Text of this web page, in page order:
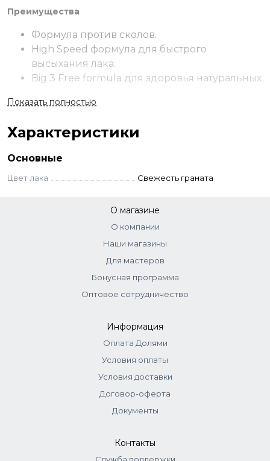
Преимущества
Формула против сколов.
High Speed формула для быстрого
высыхания лака.
Big 3 Free formula для здоровья натуральных
Идеальный баланс между насыщенностью
нанесением и быстрой просыхаемостью.
Применение
Великолепная консистенция обеспечивает комфортное
Удобная закругленная кисть дает возможность с
Показать полностью
Характеристики
Основные
Цвет лака Свежесть граната
О магазине
О компании
Наши магазины
Для мастеров
Бонусная программа
Оптовое сотрудничество
Информация
Оплата Долями
Условия оплаты
Условия доставки
Договор-оферта
Документы
Контакты